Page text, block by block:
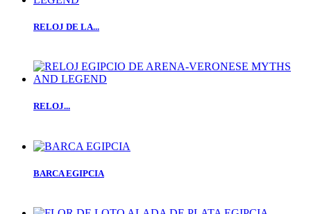
RELOJ DE LA...
RELOJ...
BARCA EGIPCIA